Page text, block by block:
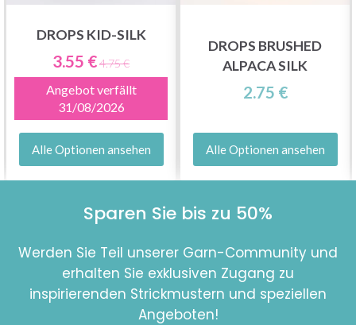
DROPS KID-SILK
3.55 €4.75 €
Angebot verfällt
31/08/2026
Alle Optionen ansehen
DROPS BRUSHED
ALPACA SILK
2.75 €
Alle Optionen ansehen
Sparen Sie bis zu 50%
Werden Sie Teil unserer Garn-Community und
erhalten Sie exklusiven Zugang zu
inspirierenden Strickmustern und speziellen
Angeboten!